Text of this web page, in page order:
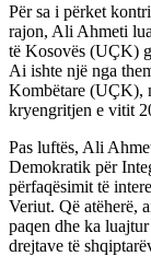
Për sa i përket
rajon, Ali Ahmeti
të Kosovës (UÇK)
Ai ishte një nga
Kombëtare (UÇK),
kryengritjen e vitit
Pas luftës, Ali
Demokratik për
përfaqësimit të
Veriut. Që atëherë,
paqen dhe ka
drejtave të